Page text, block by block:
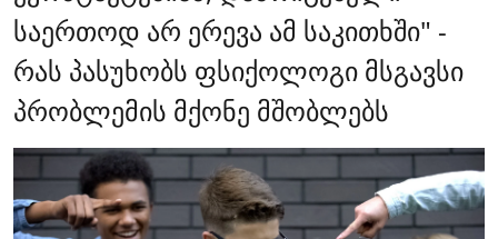
საერთოდ არ ერევა ამ საკითხში" -
რას პასუხობს ფსიქოლოგი მსგავსი
პრობლემის მქონე მშობლებს